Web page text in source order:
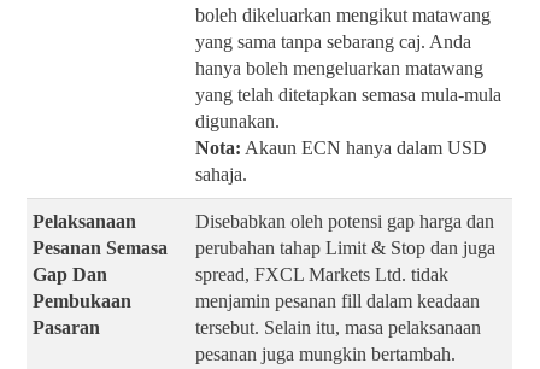
boleh dikeluarkan mengikut matawang
yang sama tanpa sebarang caj. Anda
hanya boleh mengeluarkan matawang
yang telah ditetapkan semasa mula-mula
digunakan.
Nota: Akaun ECN hanya dalam USD
sahaja.
Pelaksanaan
Pesanan Semasa
Gap Dan
Pembukaan
Pasaran
Disebabkan oleh potensi gap harga dan
perubahan tahap Limit & Stop dan juga
spread, FXCL Markets Ltd. tidak
menjamin pesanan fill dalam keadaan
tersebut. Selain itu, masa pelaksanaan
pesanan juga mungkin bertambah.